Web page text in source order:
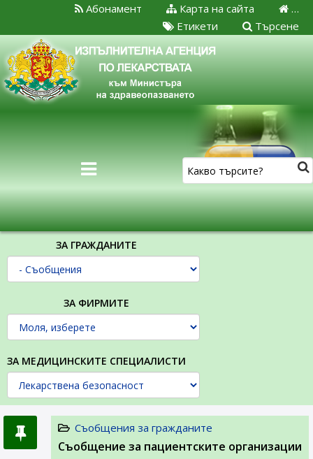
…
Карта на сайта
Абонамент
Търсене
Етикети
ЗА ГРАЖДАНИТЕ
ЗА ФИРМИТЕ
ЗА МЕДИЦИНСКИТЕ СПЕЦИАЛИСТИ
Съобщения за гражданите
Съобщение за пациентските организации